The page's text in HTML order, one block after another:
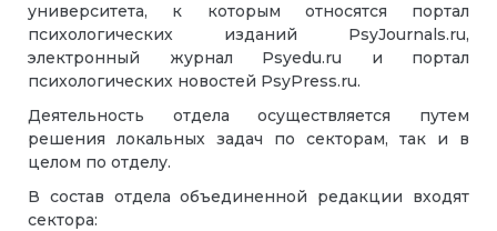
университета, к которым относятся портал
психологических изданий PsyJournals.ru,
электронный журнал Psyedu.ru и портал
психологических новостей PsyPress.ru.
Деятельность отдела осуществляется путем
решения локальных задач по секторам, так и в
целом по отделу.
В состав отдела объединенной редакции входят
сектора: